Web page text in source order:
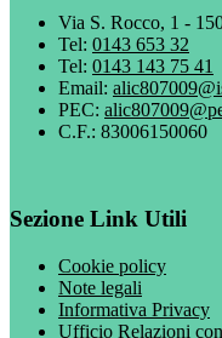
Via S. Rocco, 1 -
Tel: 0143 653 32
Tel: 0143 143 75 41
Email:
PEC:
C.F.: 83006150060
Sezione Link Utili
Cookie policy
Note legali
Informativa Privacy
Ufficio Relazioni